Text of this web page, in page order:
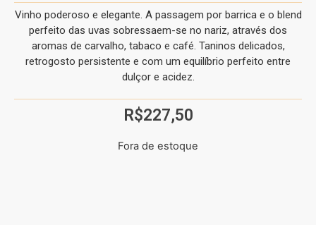
Vinho poderoso e elegante. A passagem por barrica e o blend
perfeito das uvas sobressaem-se no nariz, através dos
aromas de carvalho, tabaco e café. Taninos delicados,
retrogosto persistente e com um equilíbrio perfeito entre
dulçor e acidez.
R$227,50
Fora de estoque